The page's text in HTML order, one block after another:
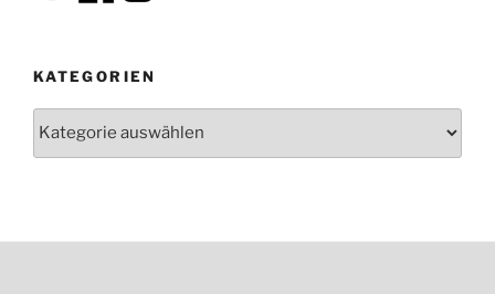
KATEGORIEN
Kategorien